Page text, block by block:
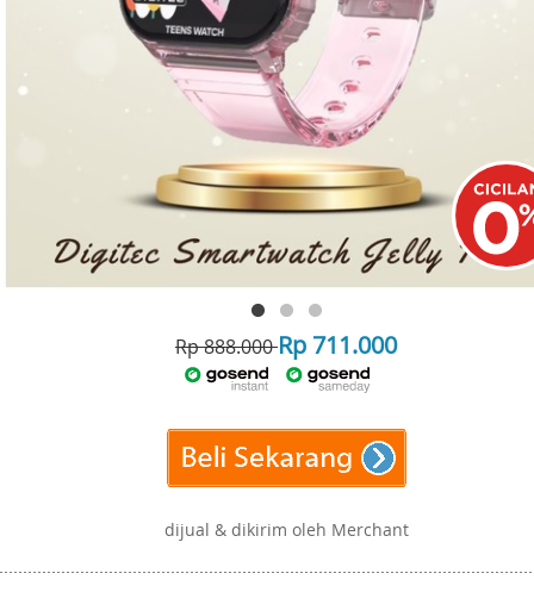
Rp 888.000Rp 711.000
dijual & dikirim oleh Merchant